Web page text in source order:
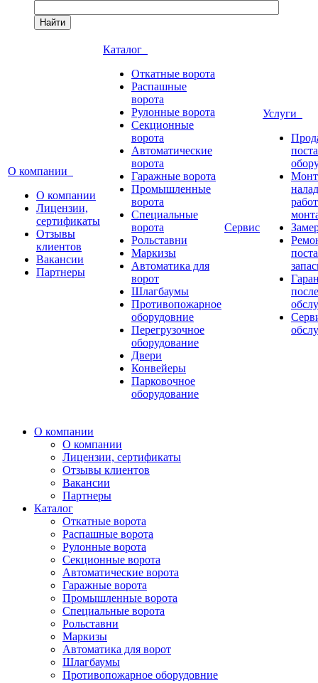
Найти
О компании
О компании
Лицензии,
сертификаты
Отзывы
клиентов
Вакансии
Партнеры
Каталог
Откатные ворота
Распашные
ворота
Рулонные ворота
Секционные
ворота
Автоматические
ворота
Гаражные ворота
Промышленные
ворота
Специальные
ворота
Рольставни
Маркизы
Автоматика для
ворот
Шлагбаумы
Противопожарное
оборудовние
Перегрузочное
оборудование
Двери
Конвейеры
Парковочное
оборудование
Сервис
Услуги
О компании
О компании
Лицензии, сертификаты
Отзывы клиентов
Вакансии
Партнеры
Каталог
Откатные ворота
Распашные ворота
Рулонные ворота
Секционные ворота
Автоматические ворота
Гаражные ворота
Промышленные ворота
Специальные ворота
Рольставни
Маркизы
Автоматика для ворот
Шлагбаумы
Противопожарное оборудовние